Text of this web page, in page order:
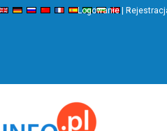
›
Logowanie |